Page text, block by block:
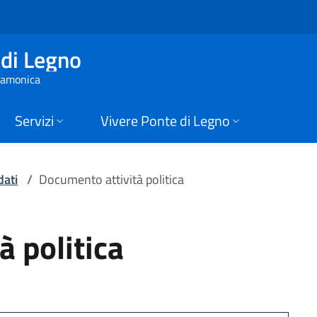
| Comune
Legno
Servizi Vivere Ponte di Legno
/ Documento attività politica
politica